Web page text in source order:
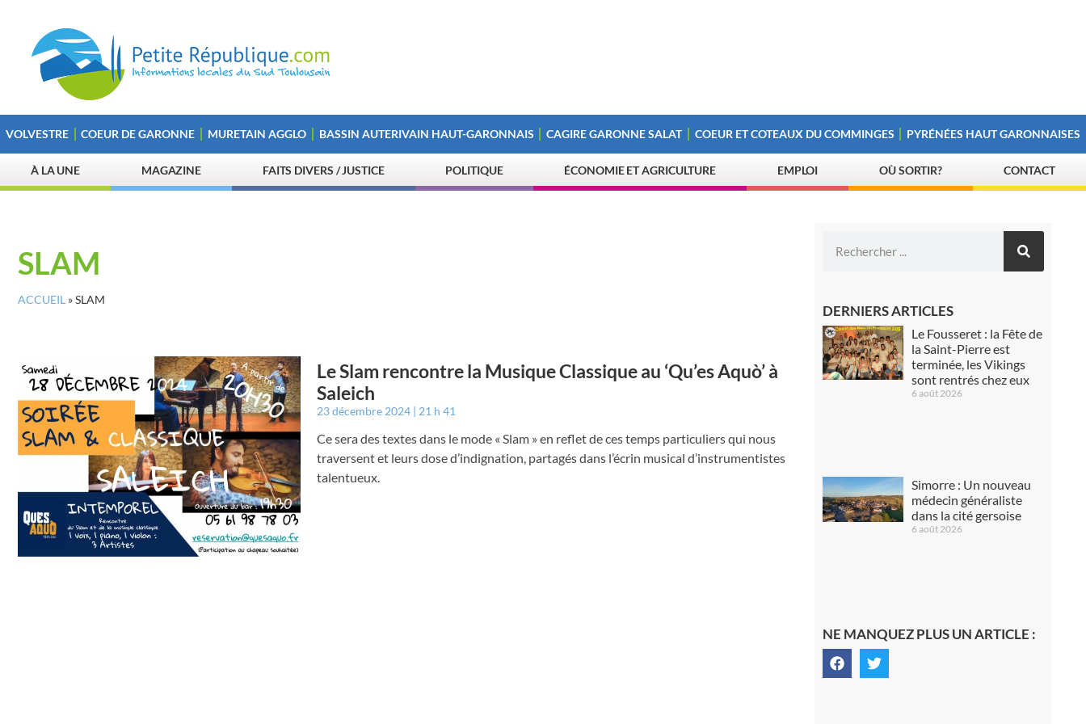
VOLVESTRE COEUR DE GARONNE MURETAIN AGGLO BASSIN AUTERIVAIN HAUT-GARONNAIS CAGIRE GARONNE SALAT COEUR ET COTEAUX DU COMMINGES PYRÉNÉES HAUT GARONNAISES
À LA UNE MAGAZINE FAITS DIVERS / JUSTICE POLITIQUE ÉCONOMIE ET AGRICULTURE EMPLOI OÙ SORTIR? CONTACT
SLAM
ACCUEIL »SLAM
Le Slam rencontre la Musique Classique au ‘Qu’es Aquò’ à
Saleich
23 décembre 2024 21 h 41
Ce sera des textes dans le mode « Slam » en reflet de ces temps particuliers qui nous
traversent et leurs dose d’indignation, partagés dans l’écrin musical d’instrumentistes
talentueux.
DERNIERS ARTICLES
Le Fousseret : la Fête de
la Saint-Pierre est
terminée, les Vikings
sont rentrés chez eux
6 août 2026
Simorre : Un nouveau
médecin généraliste
dans la cité gersoise
6 août 2026
NE MANQUEZ PLUS UN ARTICLE :